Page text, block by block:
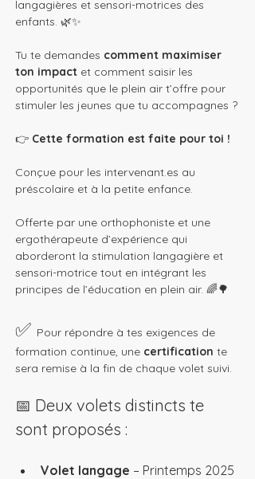
langagières et sensori-motrices des
enfants. 🌿✨
Tu te demandes comment maximiser
ton impact et comment saisir les
opportunités que le plein air t’offre pour
stimuler les jeunes que tu accompagnes ?
👉 Cette formation est faite pour toi !
Conçue pour les intervenant.es au
préscolaire et à la petite enfance.
Offerte par une orthophoniste et une
ergothérapeute d’expérience qui
aborderont la stimulation langagière et
sensori-motrice tout en intégrant les
principes de l’éducation en plein air. 🌈🌳
✅ Pour répondre à tes exigences de
formation continue, une certification te
sera remise à la fin de chaque volet suivi.
📅 Deux volets distincts te
sont proposés :
Volet langage – Printemps 2025